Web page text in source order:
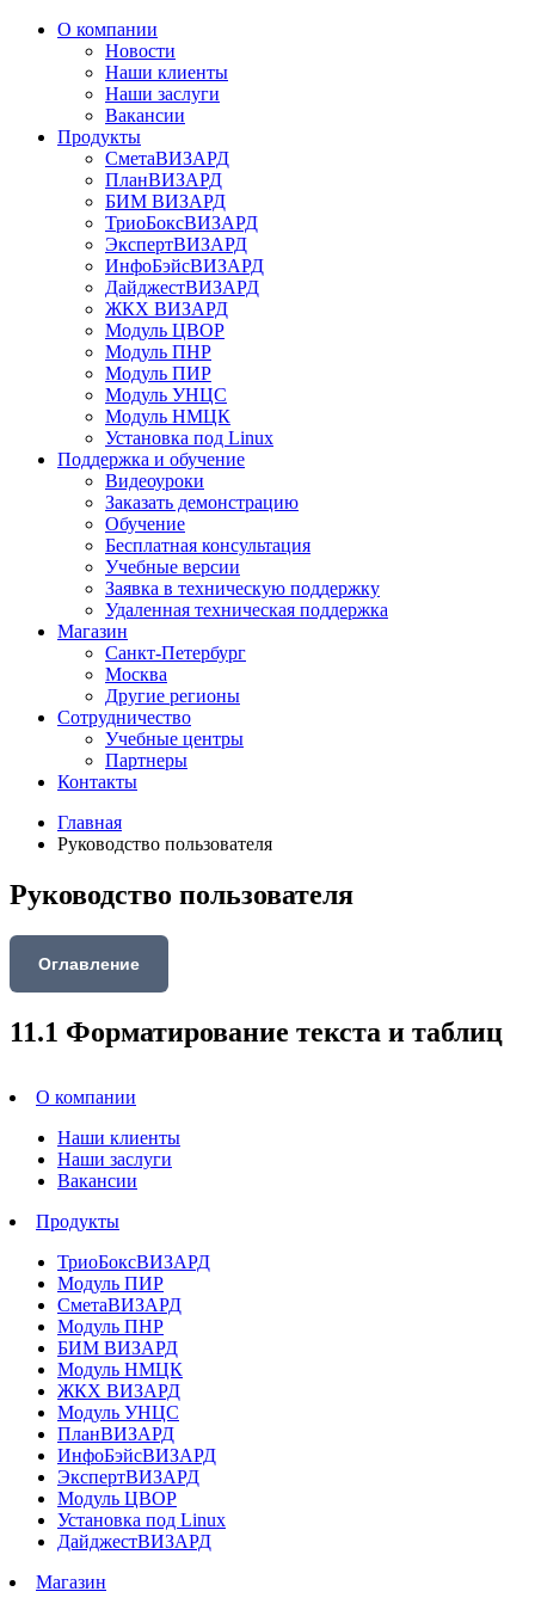
О компании
Новости
Наши клиенты
Наши заслуги
Вакансии
Продукты
СметаВИЗАРД
ПланВИЗАРД
БИМ ВИЗАРД
ТриоБоксВИЗАРД
ЭкспертВИЗАРД
ИнфоБэйсВИЗАРД
ДайджестВИЗАРД
ЖКХ ВИЗАРД
Модуль ЦВОР
Модуль ПНР
Модуль ПИР
Модуль УНЦС
Модуль НМЦК
Установка под Linux
Поддержка и обучение
Видеоуроки
Заказать демонстрацию
Обучение
Бесплатная консультация
Учебные версии
Заявка в техническую поддержку
Удаленная техническая поддержка
Магазин
Санкт-Петербург
Москва
Другие регионы
Сотрудничество
Учебные центры
Партнеры
Контакты
Главная
Руководство пользователя
Руководство пользователя
Оглавление
11.1 Форматирование текста и таблиц
О компании
Наши клиенты
Наши заслуги
Вакансии
Продукты
ТриоБоксВИЗАРД
Модуль ПИР
СметаВИЗАРД
Модуль ПНР
БИМ ВИЗАРД
Модуль НМЦК
ЖКХ ВИЗАРД
Модуль УНЦС
ПланВИЗАРД
ИнфоБэйсВИЗАРД
ЭкспертВИЗАРД
Модуль ЦВОР
Установка под Linux
ДайджестВИЗАРД
Магазин